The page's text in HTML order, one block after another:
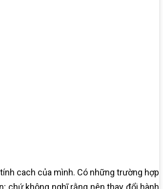
cach của mình. Có những trường hợp
chứ không nghĩ rằng nên thay đổi hành